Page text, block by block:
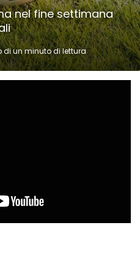
nel fine settimana
di un minuto di lettura